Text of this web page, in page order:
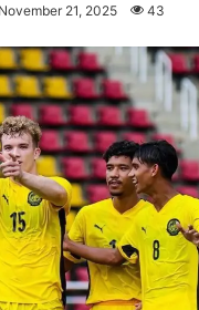
November 21, 2025 43